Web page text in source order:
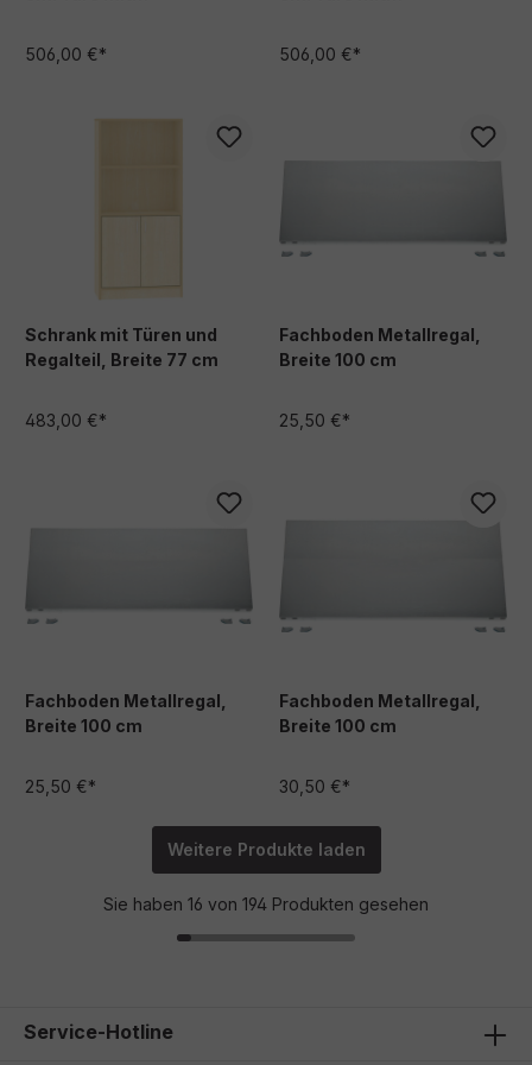
tief, Ahorn Dekor
506,00 €*
tief, Buche Dekor
506,00 €*
Schrank mit Türen und
Regalteil, Breite 77 cm
483,00 €*
Fachboden Metallregal,
Breite 100 cm
25,50 €*
Fachboden Metallregal,
Breite 100 cm
25,50 €*
Fachboden Metallregal,
Breite 100 cm
30,50 €*
Weitere Produkte laden
Sie haben 16 von 194 Produkten gesehen
Service-Hotline